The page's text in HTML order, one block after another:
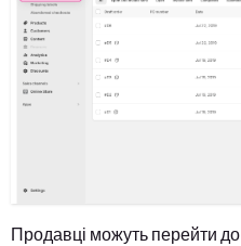
Продавці можуть перейти до